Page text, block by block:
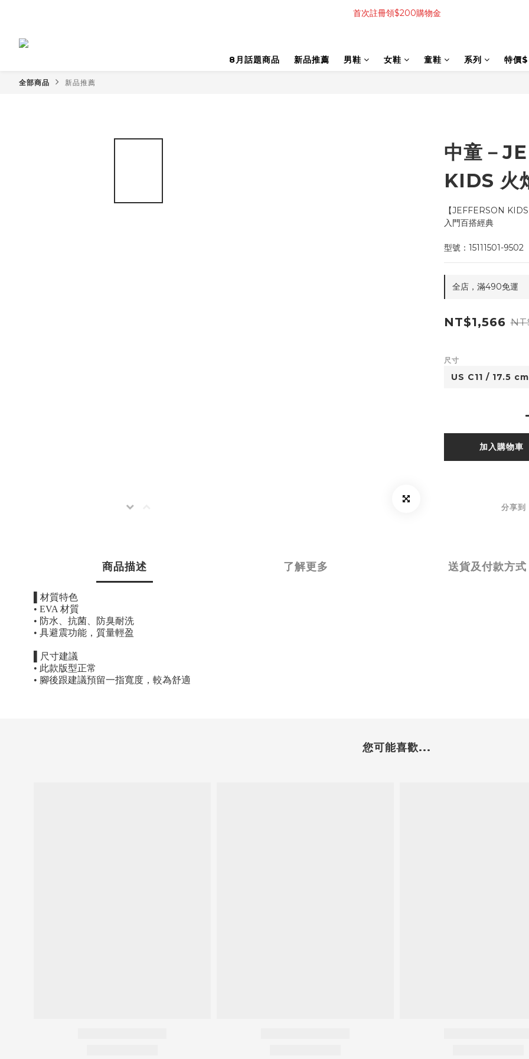
首次註冊領$200購物金
8月話題商品 新品推薦 男鞋 女鞋 童鞋 系列 特價
全部商品 新品推薦
中童－
KIDS 火
【JEFFERSON
入門百搭經典
型號：15111501-9502
全店，滿490免運
NT$1,566
尺寸
加入購物車
分享到
商品描述 了解更多 送貨及付款方式
材質特色
• EVA 材質
• 防水、抗菌、防臭耐洗
• 具避震功能，質量輕盈
尺寸建議
• 此款版型正常
• 腳後跟建議預留一指寬度，較為舒適
您可能喜歡...